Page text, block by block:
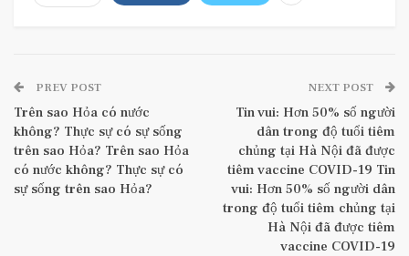
PREV POST
Trên sao Hỏa có nước
không? Thực sự có sự sống
trên sao Hỏa? Trên sao Hỏa
có nước không? Thực sự có
sự sống trên sao Hỏa?
NEXT POST
Tin vui: Hơn 50% số người
dân trong độ tuổi tiêm
chủng tại Hà Nội đã được
tiêm vaccine COVID-19 Tin
vui: Hơn 50% số người dân
trong độ tuổi tiêm chủng tại
Hà Nội đã được tiêm
vaccine COVID-19